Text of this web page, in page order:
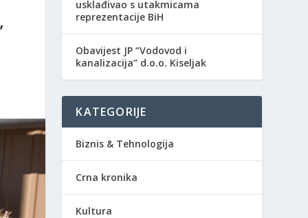
usklađivao s utakmicama
reprezentacije BiH
Obavijest JP “Vodovod i
kanalizacija” d.o.o. Kiseljak
KATEGORIJE
Biznis & Tehnologija
Crna kronika
Kultura